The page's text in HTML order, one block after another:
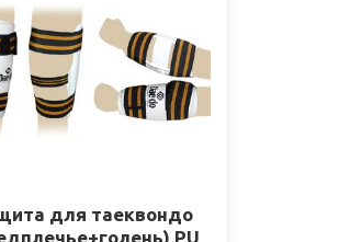
для таеквондо
PU